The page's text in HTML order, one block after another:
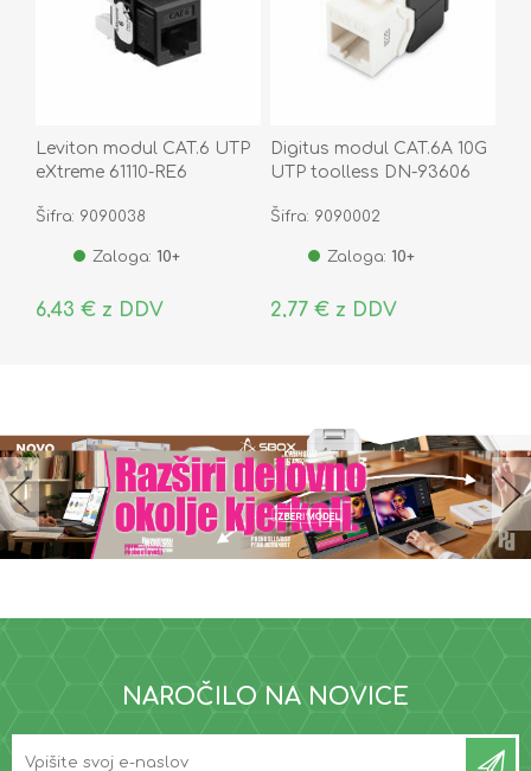
Leviton modul CAT.6 UTP
eXtreme 61110-RE6
Šifra: 9090038
Zaloga: 10+
6,43 € z DDV
Digitus modul CAT.6A 10G
UTP toolless DN-93606
Šifra: 9090002
Zaloga: 10+
2,77 € z DDV
NAROČILO NA NOVICE